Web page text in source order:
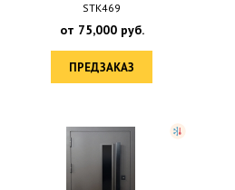
STK469
от 75,000руб.
ПРЕДЗАКАЗ